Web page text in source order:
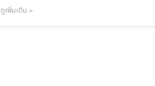
ดูเพิ่มเติม »